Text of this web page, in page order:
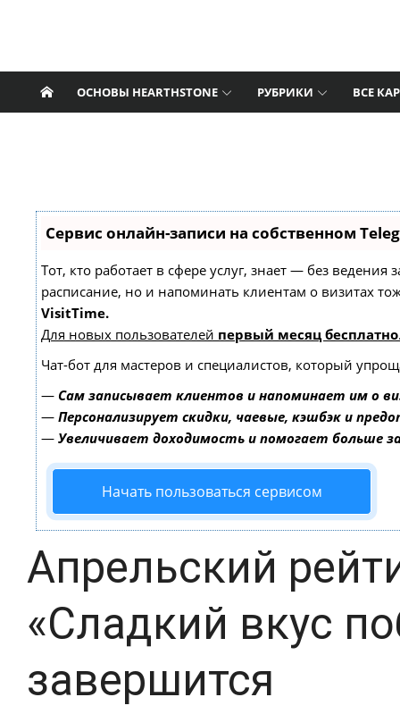
Hearthstone.
ОСНОВЫ HEARTHSTONE РУБРИКИ ВСЕ
Сервис онлайн-записи на собственном
Тот, кто работает в сфере услуг, знает — без
расписание, но и напоминать клиентам о визитах
VisitTime.
Для новых пользователей первый месяц бесплатно
Чат-бот для мастеров и специалистов, который
— Сам записывает клиентов и напоминает им о
— Персонализирует скидки, чаевые, кэшбэк и
— Увеличивает доходимость и помогает больше
Начать пользоваться сервисом
Апрельский
«Сладкий вкус
завершится